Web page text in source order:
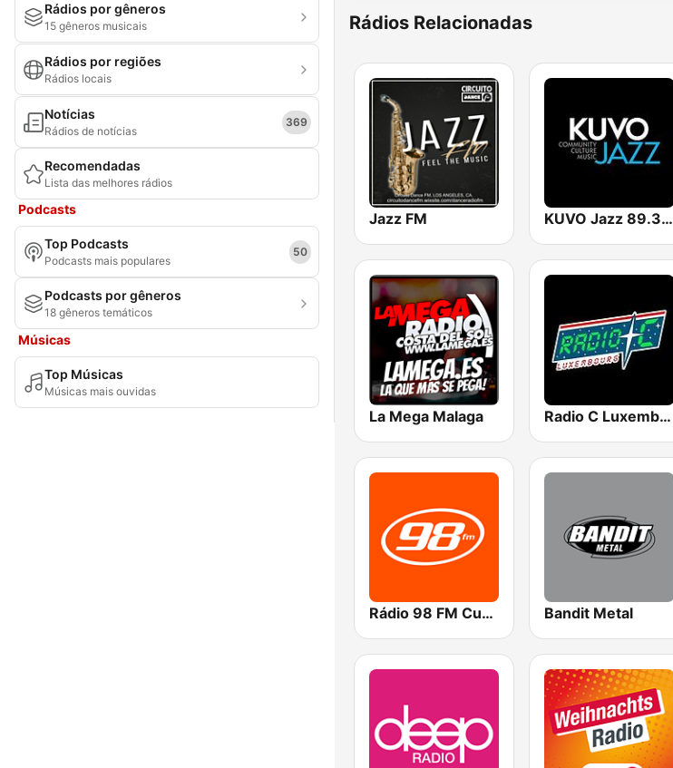
Rádios por gêneros
15 gêneros musicais
Rádios por regiões
Rádios locais
Notícias
Rádios de notícias
369
Recomendadas
Lista das melhores rádios
Podcasts
Top Podcasts
Podcasts mais populares
50
Podcasts por gêneros
18 gêneros temáticos
Músicas
Top Músicas
Músicas mais ouvidas
Rádios Relacionadas
Jazz FM KUVO Jazz 89.3 FM
La Mega Malaga Radio C Luxembourg
Rádio 98 FM Curitiba Bandit Metal